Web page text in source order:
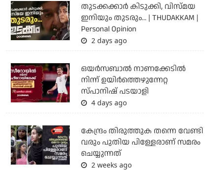
തുടക്കക്കാര്‍ കിടുക്കി, വിസ്മയ
ഇനിയും തുടരും... | THUDAKKAM |
Personal Opinion
2 days ago
ഒയര്‍സബാൽ നാണക്കേടിൽ
നിന്ന് ഉയിർത്തെഴുന്നേറ്റ
സ്പാനിഷ് പടയാളി
4 days ago
കേന്ദ്രം തിരുത്തുക തന്നെ വേണ്ടി
വരും പുതിയ പിള്ളേരാണ് സമരം
ചെയ്യുന്നത്
2 weeks ago